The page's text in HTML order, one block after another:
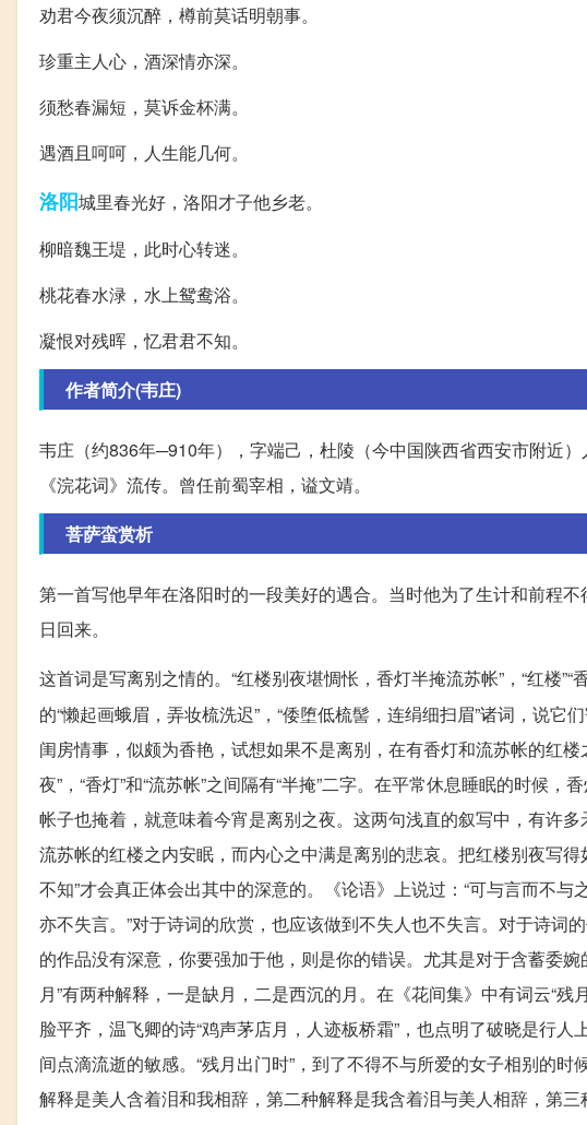
劝君今夜须沉醉，樽前莫话明朝事。
珍重主人心，酒深情亦深。
须愁春漏短，莫诉金杯满。
遇酒且呵呵，人生能几何。
洛阳城里春光好，洛阳才子他乡老。
柳暗魏王堤，此时心转迷。
桃花春水渌，水上鸳鸯浴。
凝恨对残晖，忆君君不知。
作者简介(韦庄)
韦庄（约836年─910年），字端己，杜陵（今中国陕西省西安市附近
《浣花词》流传。曾任前蜀宰相，谥文靖。
菩萨蛮赏析
第一首写他早年在洛阳时的一段美好的遇合。当时他为了生计和前程
日回来。
这首词是写离别之情的。“红楼别夜堪惆怅，香灯半掩流苏帐”，“红楼”“
的“懒起画蛾眉，弄妆梳洗迟”，“倭堕低梳髻，连绢细扫眉”诸词，说
闺房情事，似颇为香艳，试想如果不是离别，在有香灯和流苏帐的红
夜”，“香灯”和“流苏帐”之间隔有“半掩”二字。在平常休息睡眠的时候
帐子也掩着，就意味着今宵是离别之夜。这两句浅直的叙写中，有许
流苏帐的红楼之内安眠，而内心之中满是离别的悲哀。把红楼别夜写
不知”才会真正体会出其中的深意的。《论语》上说过：“可与言而不
亦不失言。”对于诗词的欣赏，也应该做到不失人也不失言。对于诗词
的作品没有深意，你要强加于他，则是你的错误。尤其是对于含蓄委
月”有两种解释，一是缺月，二是西沉的月。在《花间集》中有词云“
脸平齐，温飞卿的诗“鸡声茅店月，人迹板桥霜”，也点明了破晓是行
间点滴流逝的敏感。“残月出门时”，到了不得不与所爱的女子相别的
解释是美人含着泪和我相辞，第二种解释是我含着泪与美人相辞，第